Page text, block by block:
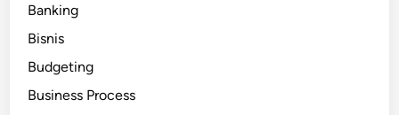
Banking
Bisnis
Budgeting
Business Process